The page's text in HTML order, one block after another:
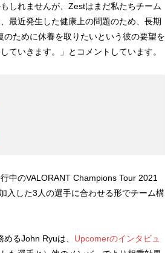
しれませんが、Zestはまだ私たちチーム
最近発生した健康上の問題のため、長期
ために休養を取りたいという彼の要望を
ていきます。」とコメントしています。
中のVALORANT Champions Tour 2021
入した3人の選手に合わせる形でチーム構
るJohn Ryuは、 Upcomerのインタビュ